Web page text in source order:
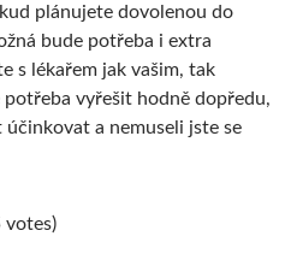
plánujete dovolenou do
bude potřeba i extra
s lékařem jak vašim, tak
vyřešit hodně dopředu,
a nemuseli jste se
votes)